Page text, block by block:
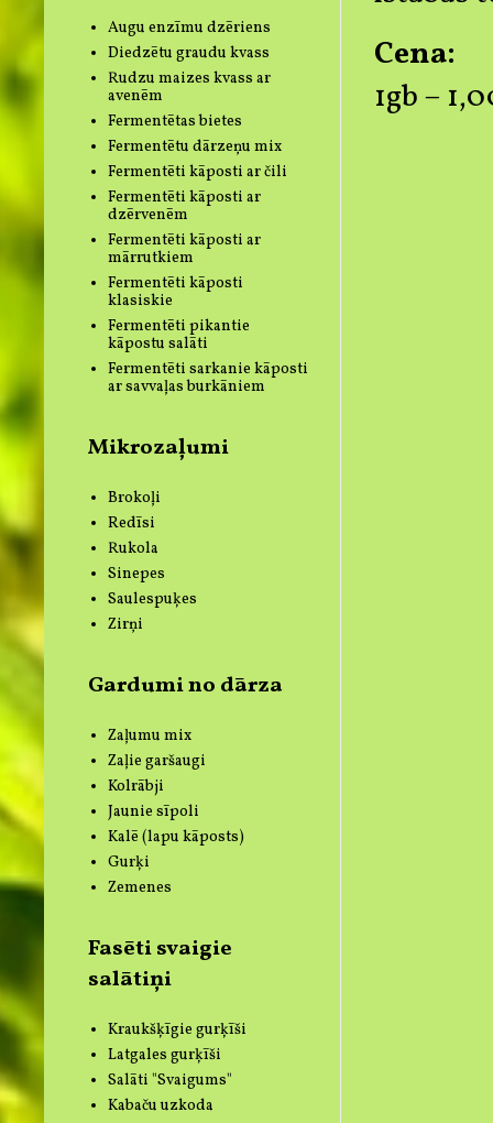
Cena:
1gb –
Augu enzīmu dzēriens
Diedzētu graudu kvass
Rudzu maizes kvass ar
avenēm
Fermentētas bietes
Fermentētu dārzeņu mix
Fermentēti kāposti ar čili
Fermentēti kāposti ar
dzērvenēm
Fermentēti kāposti ar
mārrutkiem
Fermentēti kāposti
klasiskie
Fermentēti pikantie
kāpostu salāti
Fermentēti sarkanie kāposti
ar savvaļas burkāniem
Mikrozaļumi
Brokoļi
Redīsi
Rukola
Sinepes
Saulespuķes
Zirņi
Gardumi no dārza
Zaļumu mix
Zaļie garšaugi
Kolrābji
Jaunie sīpoli
Kalē (lapu kāposts)
Gurķi
Zemenes
Fasēti svaigie
salātiņi
Kraukšķīgie gurķīši
Latgales gurķīši
Salāti "Svaigums"
Kabaču uzkoda